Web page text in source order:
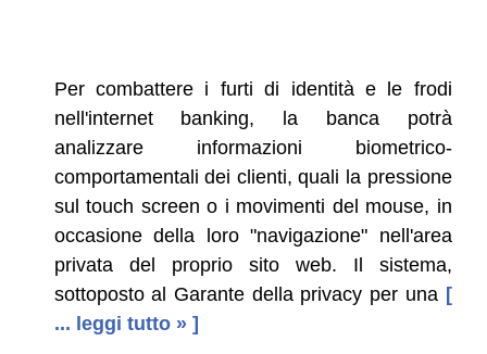
Per combattere i furti di identità e le frodi
nell'internet banking, la banca potrà
analizzare informazioni biometrico-
comportamentali dei clienti, quali la pressione
sul touch screen o i movimenti del mouse, in
occasione della loro "navigazione" nell'area
privata del proprio sito web. Il sistema,
sottoposto al Garante della privacy per una [
... leggi tutto » ]